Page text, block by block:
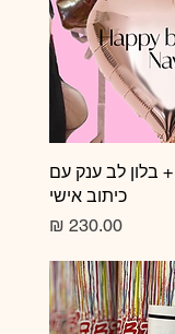
מהירה
בלון לב ענק עם
כיתוב אישי
מחיר